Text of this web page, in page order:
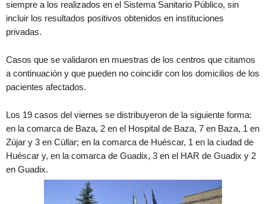
siempre a los realizados en el Sistema Sanitario Público, sin
incluir los resultados positivos obtenidos en instituciones
privadas.
Casos que se validaron en muestras de los centros que citamos
a continuación y que pueden no coincidir con los domicilios de los
pacientes afectados.
Los 19 casos del viernes se distribuyeron de la siguiente forma:
en la comarca de Baza, 2 en el Hospital de Baza, 7 en Baza, 1 en
Zújar y 3 en Cúllar; en la comarca de Huéscar, 1 en la ciudad de
Huéscar y, en la comarca de Guadix, 3 en el HAR de Guadix y 2
en Guadix.